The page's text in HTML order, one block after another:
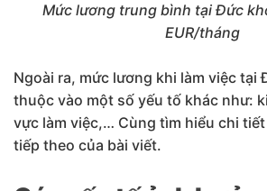
Mức lương trung bình tại Đức
EUR/tháng
Ngoài ra, mức lương khi làm việc tại
thuộc vào một số yếu tố khác như:
vực làm việc,… Cùng tìm hiểu chi
tiếp theo của bài viết.